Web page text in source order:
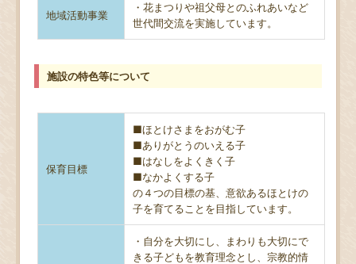
地域活動事業
・花まつりや祖父母とのふれあいなど
世代間交流を実施しています。
施設の特色等について
保育目標
■ほとけさまをおがむ子
■ありがとうのいえる子
■はなしをよくきく子
■なかよくする子
の４つの目標の基、意欲あるほとけの
子を育てることを目指しています。
・自分を大切にし、まわりも大切にで
きる子どもを教育理念とし、宗教的情